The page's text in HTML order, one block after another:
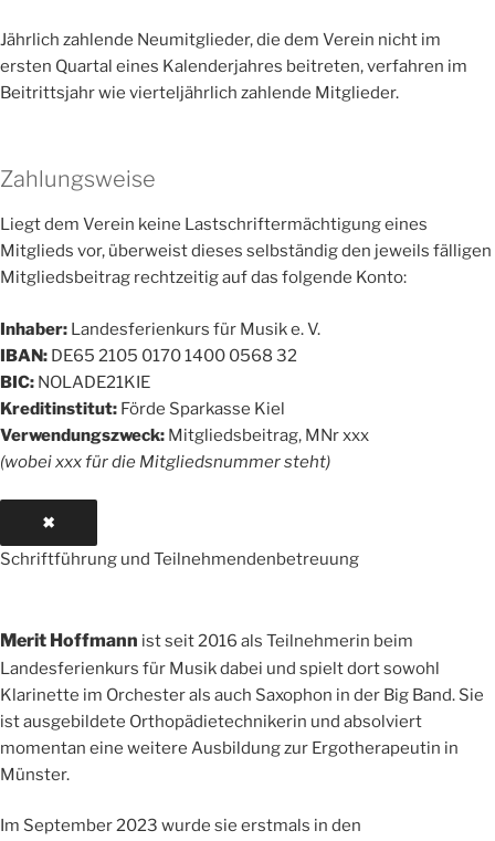
Jährlich zahlende Neumitglieder, die dem Verein nicht im
ersten Quartal eines Kalenderjahres beitreten, verfahren im
Beitrittsjahr wie vierteljährlich zahlende Mitglieder.
Zahlungsweise
Liegt dem Verein keine Lastschriftermächtigung eines
Mitglieds vor, überweist dieses selbständig den jeweils fälligen
Mitgliedsbeitrag rechtzeitig auf das folgende Konto:
Inhaber: Landesferienkurs für Musik e. V.
IBAN: DE65 2105 0170 1400 0568 32
BIC: NOLADE21KIE
Kreditinstitut: Förde Sparkasse Kiel
Verwendungszweck: Mitgliedsbeitrag, MNr xxx
(wobei xxx für die Mitgliedsnummer steht)
✖
Schriftführung und Teilnehmendenbetreuung
Merit Hoffmann ist seit 2016 als Teilnehmerin beim
Landesferienkurs für Musik dabei und spielt dort sowohl
Klarinette im Orchester als auch Saxophon in der Big Band. Sie
ist ausgebildete Orthopädietechnikerin und absolviert
momentan eine weitere Ausbildung zur Ergotherapeutin in
Münster.
Im September 2023 wurde sie erstmals in den